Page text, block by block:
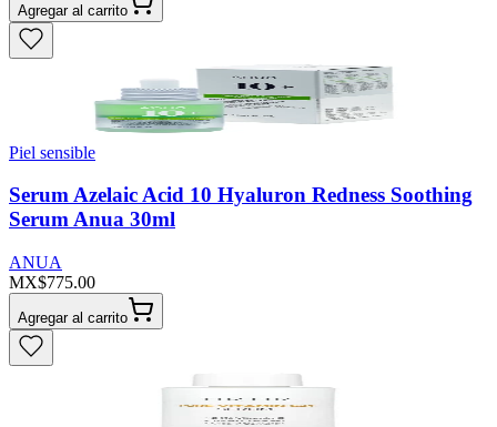
Agregar al carrito
Piel sensible
Serum Azelaic Acid 10 Hyaluron Redness Soothing
Serum Anua 30ml
ANUA
MX$775.00
Agregar al carrito